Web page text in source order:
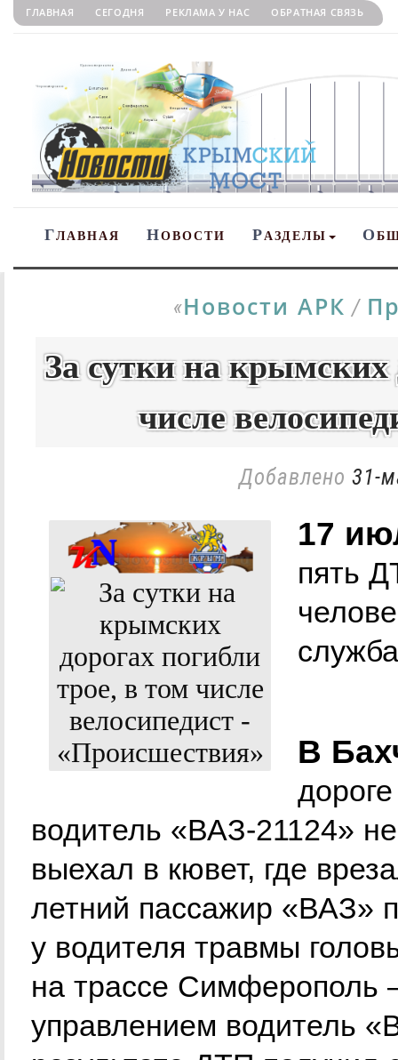
ГЛАВНАЯ СЕГОДНЯ РЕКЛАМА У НАС ОБРАТНАЯ СВЯЗЬ
ГЛАВНАЯ НОВОСТИ РАЗДЕЛЫ О
«Новости АРК /
За сутки на крымских
числе
Добавлено 31-
17
пять
В
водитель «ВАЗ-21124»
выехал в кювет, где
летний пассажир «ВАЗ»
у водителя травмы
на трассе Симферополь
управлением водитель